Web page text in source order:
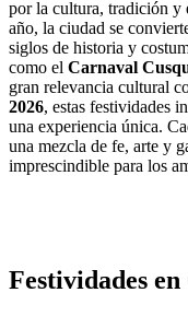
por la cultura, tradición y
año, la ciudad se
siglos de historia y
como el Carnaval
gran relevancia cultural
2026, estas festividades
una experiencia única.
una mezcla de fe, arte y
imprescindible para los
Festividades